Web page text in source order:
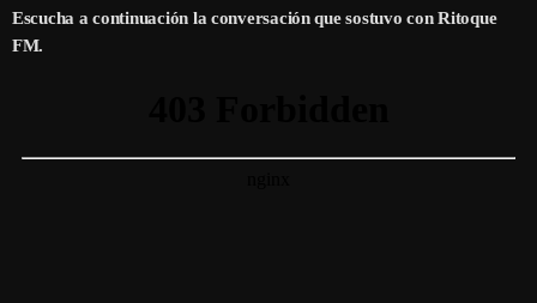
Escucha a continuación la conversación que sostuvo con Ritoque
FM.